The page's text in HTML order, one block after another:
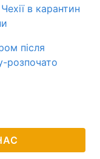
в карантин
після
розпочато